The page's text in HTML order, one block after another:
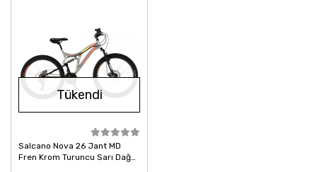
Tükendi
Salcano Nova 26 Jant MD
Fren Krom Turuncu Sarı Dağ